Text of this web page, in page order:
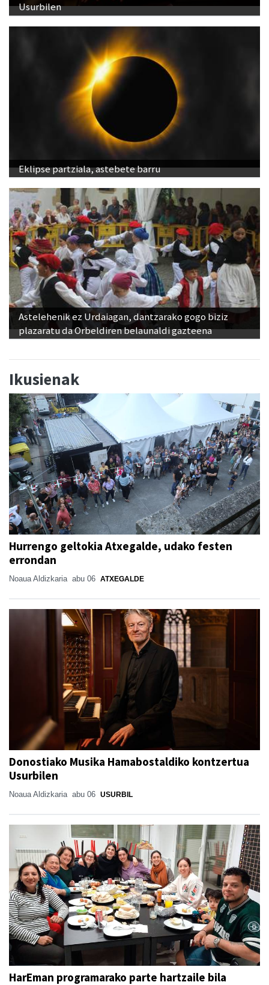
Usurbilen
Eklipse partziala, astebete barru
Astelehenik ez Urdaiagan, dantzarako gogo biziz
plazaratu da Orbeldiren belaunaldi gazteena
Ikusienak
Hurrengo geltokia Atxegalde, udako festen
errondan
Noaua Aldizkaria abu 06 ATXEGALDE
Donostiako Musika Hamabostaldiko kontzertua
Usurbilen
Noaua Aldizkaria abu 06 USURBIL
HarEman programarako parte hartzaile bila